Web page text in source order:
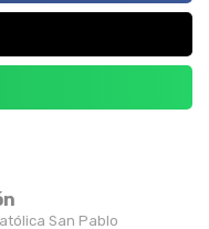
San Pablo